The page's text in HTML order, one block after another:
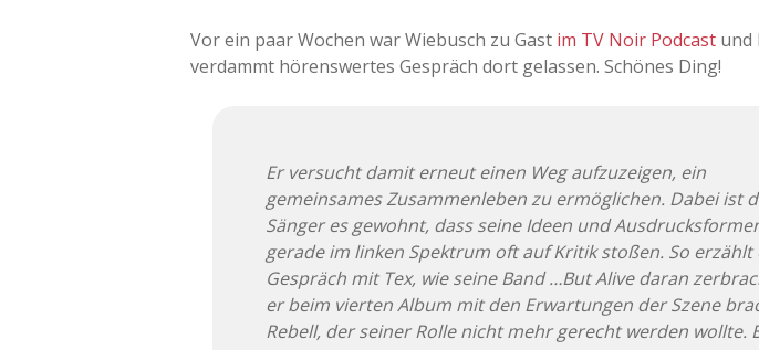
Vor ein paar Wochen war Wiebusch zu Gast im TV Noir Podcast und
verdammt hörenswertes Gespräch dort gelassen. Schönes Ding!
Er versucht damit erneut einen Weg aufzuzeigen, ein
gemeinsames Zusammenleben zu ermöglichen. Dabei ist
Sänger es gewohnt, dass seine Ideen und
gerade im linken Spektrum oft auf Kritik stoßen. So erzählt
Gespräch mit Tex, wie seine Band …But Alive daran
er beim vierten Album mit den Erwartungen der Szene
Rebell, der seiner Rolle nicht mehr gerecht werden wollte.